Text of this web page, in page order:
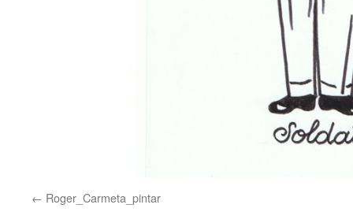
Roger_Carmeta_pintar